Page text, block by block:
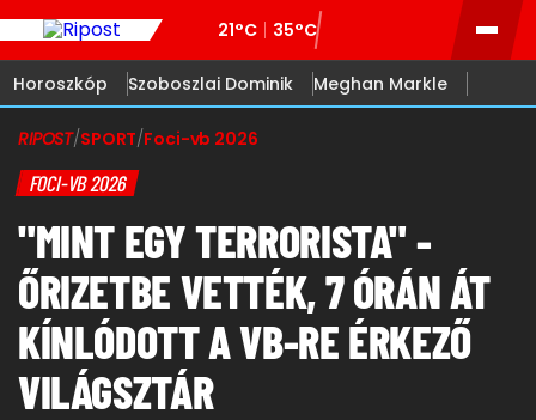
21°C 35°C
Horoszkóp Szoboszlai Dominik Meghan Markle
RIPOST/SPORT/Foci-vb 2026
FOCI-VB 2026
"MINT EGY TERRORISTA" -
ŐRIZETBE VETTÉK, 7 ÓRÁN ÁT
KÍNLÓDOTT A VB-RE ÉRKEZŐ
VILÁGSZTÁR